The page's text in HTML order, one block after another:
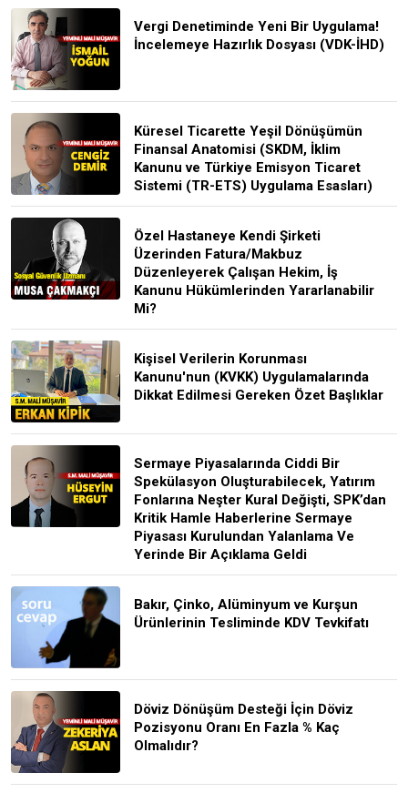
Vergi Denetiminde Yeni Bir Uygulama!
İncelemeye Hazırlık Dosyası (VDK-İHD)
Küresel Ticarette Yeşil Dönüşümün
Finansal Anatomisi (SKDM, İklim
Kanunu ve Türkiye Emisyon Ticaret
Sistemi (TR-ETS) Uygulama Esasları)
Özel Hastaneye Kendi Şirketi
Üzerinden Fatura/Makbuz
Düzenleyerek Çalışan Hekim, İş
Kanunu Hükümlerinden Yararlanabilir
Mi?
Kişisel Verilerin Korunması
Kanunu'nun (KVKK) Uygulamalarında
Dikkat Edilmesi Gereken Özet Başlıklar
Sermaye Piyasalarında Ciddi Bir
Spekülasyon Oluşturabilecek, Yatırım
Fonlarına Neşter Kural Değişti, SPK’dan
Kritik Hamle Haberlerine Sermaye
Piyasası Kurulundan Yalanlama Ve
Yerinde Bir Açıklama Geldi
Bakır, Çinko, Alüminyum ve Kurşun
Ürünlerinin Tesliminde KDV Tevkifatı
Döviz Dönüşüm Desteği İçin Döviz
Pozisyonu Oranı En Fazla % Kaç
Olmalıdır?